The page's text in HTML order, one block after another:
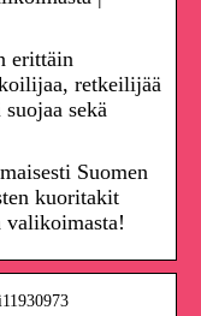
erittäin
retkeilijää
sekä
Suomen
kuoritakit
valikoimasta!